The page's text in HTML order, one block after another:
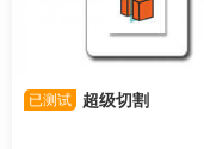
已测试 超级切割